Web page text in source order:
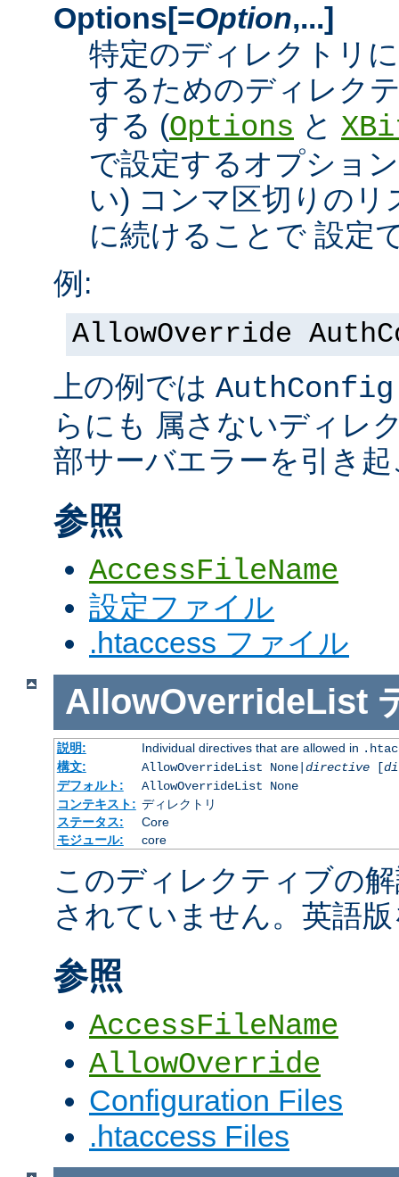
Options[=Option,...]
特定のディレクトリ
するためのディレク
する (Options と
で設定するオプショ
い) コンマ区切りの
に続けることで 設定
例:
AllowOverride
上の例では AuthConfig
らにも 属さないディレ
部サーバエラーを引き
参照
AccessFileName
設定ファイル
.htaccess ファイル
AllowOverrideList
説明: Individual directives that are allowed in
構文:
AllowOverrideList None| directive[
デフォルト:
AllowOverrideList None
コンテキスト: ディレクトリ
ステータス:
Core
モジュール:
core
このディレクティブの
されていません。英語
参照
AccessFileName
AllowOverride
Configuration Files
.htaccess Files